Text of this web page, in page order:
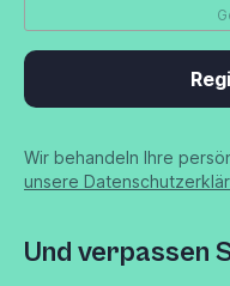
Wir behandeln Ihre
unsere
Und verpassen